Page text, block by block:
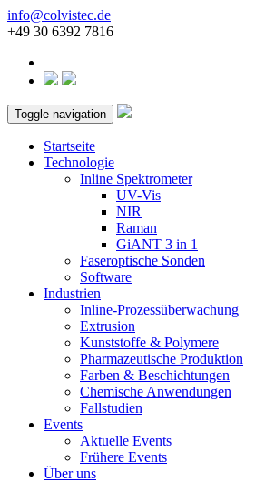
info@colvistec.de
+49 30 6392 7816
Toggle navigation
Startseite
Technologie
Inline Spektrometer
UV-Vis
NIR
Raman
GiANT 3 in 1
Faseroptische Sonden
Software
Industrien
Inline-Prozessüberwachung
Extrusion
Kunststoffe & Polymere
Pharmazeutische Produktion
Farben & Beschichtungen
Chemische Anwendungen
Fallstudien
Events
Aktuelle Events
Frühere Events
Über uns